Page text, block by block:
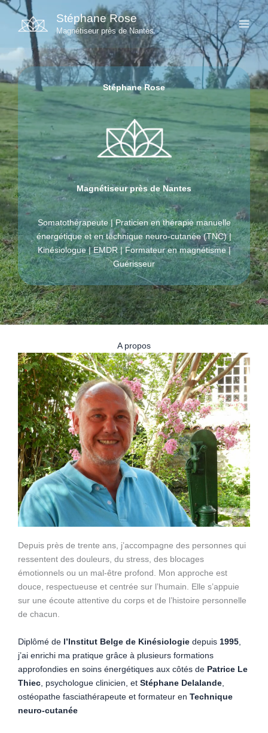
Aller
contenu
Stéphane Rose
Magnétiseur près de Nantes
Stéphane Rose
Magnétiseur près de Nantes
Somatothérapeute | Praticien en thérapie manuelle
énergétique et en technique neuro-cutanée (TNC) |
Kinésiologue | EMDR | Formateur en magnétisme |
Guérisseur
A propos
Depuis près de trente ans, j’accompagne des personnes qui
ressentent des douleurs, du stress, des blocages
émotionnels ou un mal-être profond. Mon approche est
douce, respectueuse et centrée sur l’humain. Elle s’appuie
sur une écoute attentive du corps et de l’histoire personnelle
de chacun.
Diplômé de l’Institut Belge de Kinésiologie depuis 1995
j’ai enrichi ma pratique grâce à plusieurs formations
approfondies en soins énergétiques aux côtés de Patrice Le
Thiec , psychologue clinicien, et Stéphane Delalande
ostéopathe fasciathérapeute et formateur en Technique
neuro-cutanée